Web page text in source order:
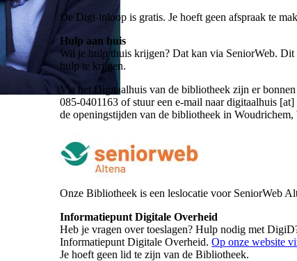
De Digi-inloop is gratis. Je hoeft geen afspraak te
Hulp aan huis
Wil je hulp thuis krijgen? Dat kan via SeniorWeb.
hulp te krijgen.
Via het Digitaalhuis van de bibliotheek zijn er
085-0401163 ofstuur een e-mail naardigitaalhuis
de openingstijden van de bibliotheek in
Onze Bibliotheek is een leslocatie voor SeniorWeb
Informatiepunt Digitale Overheid
Heb je vragen over toeslagen? Hulp nodig met
Informatiepunt Digitale Overheid.Op onze website
Je hoeft geen lid te zijn van de Bibliotheek.